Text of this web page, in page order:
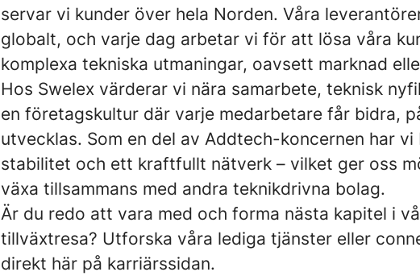
servar vi kunder över hela Norden. Våra
globalt, och varje dag arbetar vi för att lösa våra
komplexa tekniska utmaningar, oavsett marknad
Hos Swelex värderar vi nära samarbete, teknisk
en företagskultur där varje medarbetare får bidra,
utvecklas. Som en del av Addtech-koncernen har vi
stabilitet och ett kraftfullt nätverk – vilket ger oss
växa tillsammans med andra teknikdrivna bolag.
Är du redo att vara med och forma nästa kapitel i
tillväxtresa? Utforska våra lediga tjänster eller
direkt här på karriärssidan.